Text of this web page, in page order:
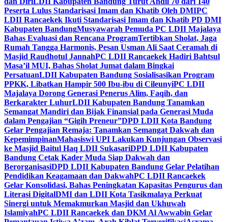
Peserta Lulus Standarisasi Imam dan Khatib Oleh DMIPC
LDII Rancaekek Ikuti Standarisasi Imam dan Khatib PD DMI
Kabupaten BandungMusyawarah Pemuda PC LDII Majalaya
Bahas Evaluasi dan Rencana ProgramTertibkan Sholat, Jaga
Rumah Tangga Harmonis, Pesan Usman Ali Saat Ceramah di
Masjid Raudhotul JannahPC LDII Rancaekek Hadiri Bahtsul
Masa’il MUI, Bahas Sholat Jumat dalam Bingkai
PersatuanLDII Kabupaten Bandung Sosialisasikan Program
PPKK, Libatkan Hampir 500 Ibu-ibu di CileunyiPC LDII
Majalaya Dorong Generasi Penerus Alim, Faqih, dan
Berkarakter LuhurLDII Kabupaten Bandung Tanamkan
Semangat Mandiri dan Bijak Finansial pada Generasi Muda
dalam Pengajian “Gigih Preneur”DPD LDII Kota Bandung
Gelar Pengajian Remaja: Tanamkan Semangat Dakwah dan
KepemimpinanMahasiswi UPI Lakukan Kunjungan Observasi
ke Masjid Baitul Haq LDII SukasariDPD LDII Kabupaten
Bandung Cetak Kader Muda Siap Dakwah dan
BerorganisasiDPD LDII Kabupaten Bandung Gelar Pelatihan
Pendidikan Keagamaan dan DakwahPC LDII Rancaekek
Gelar Konsolidasi, Bahas Peningkatan Kapasitas Pengurus dan
Literasi DigitalDMI dan LDII Kota Tasikmalaya Perkuat
Sinergi untuk Memakmurkan Masjid dan Ukhuwah
IslamiyahPC LDII Rancaekek dan DKM Al Awwabin Gelar